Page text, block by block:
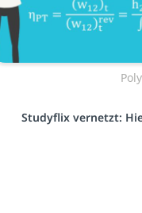
Studyflix vernetzt: